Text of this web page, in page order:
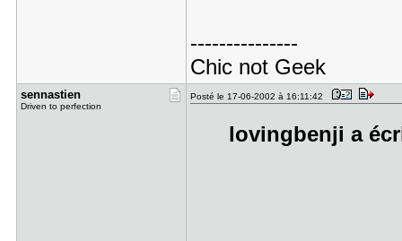
---------------
Chic not Geek
sennastien
Driven to perfection
Posté le 17-06-2002 à 16:11:42
lovingbenji a